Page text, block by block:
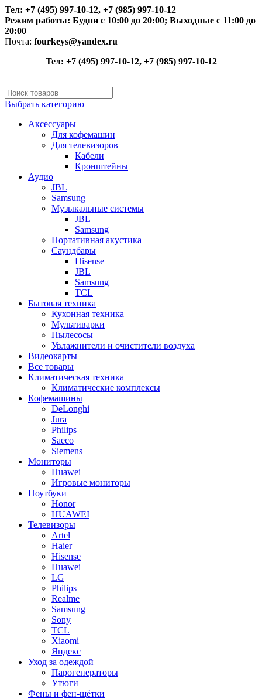
Тел: +7 (495) 997-10-12, +7 (985) 997-10-12
Режим работы: Будни с 10:00 до 20:00; Выходные с 11:00 до
20:00
Почта: fourkeys@yandex.ru
Тел: +7 (495) 997-10-12, +7 (985) 997-10-12
Выбрать категорию
Аксессуары
Для кофемашин
Для телевизоров
Кабели
Кронштейны
Аудио
JBL
Samsung
Музыкальные системы
JBL
Samsung
Портативная акустика
Саундбары
Hisense
JBL
Samsung
TCL
Бытовая техника
Кухонная техника
Мультиварки
Пылесосы
Увлажнители и очистители воздуха
Видеокарты
Все товары
Климатическая техника
Климатические комплексы
Кофемашины
DeLonghi
Jura
Philips
Saeco
Siemens
Мониторы
Huawei
Игровые мониторы
Ноутбуки
Honor
HUAWEI
Телевизоры
Artel
Haier
Hisense
Huawei
LG
Philips
Realme
Samsung
Sony
TCL
Xiaomi
Яндекс
Уход за одеждой
Парогенераторы
Утюги
Фены и фен-щётки